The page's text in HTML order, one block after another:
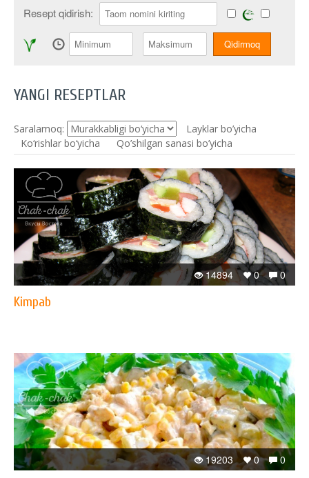
Resept qidirish:
YANGI RESEPTLAR
Saralamoq:
Layklar bo’yicha
Ko‘rishlar bo‘yicha
Qo’shilgan sanasi bo’yicha
0
0
14894
Kimpab
0
0
19203